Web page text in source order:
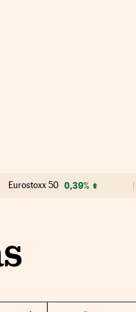
Eurostoxx 50 0,39%